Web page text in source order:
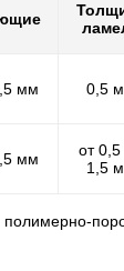
мм 0,5
мм
от
1,5